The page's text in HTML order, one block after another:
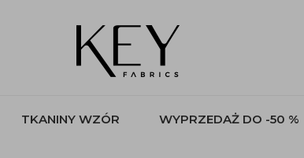
TKANINY WZÓR WYPRZEDAŻ DO -50 %